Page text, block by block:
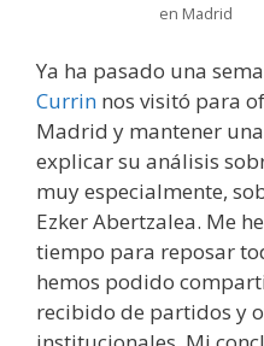
en Madrid
Ya ha pasado una
Currin nos visitó para
Madrid y mantener
explicar su análisis
muy especialmente,
Ezker Abertzalea. Me
tiempo para reposar
hemos podido
recibido de partidos y